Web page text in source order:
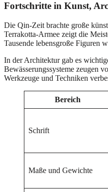
Fortschritte in Kunst,
Die Qin-Zeit brachte große
Terrakotta-Armee zeigt die
Tausende lebensgroße Figuren
In der Architektur gab es
Bewässerungssysteme zeugen
Werkzeuge und Techniken
Bereich
Schrift
Maße und Gewichte